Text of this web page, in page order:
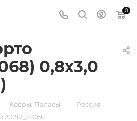
0
0,8х3,0
Ковры, Паласы — Россия —
20217_21068